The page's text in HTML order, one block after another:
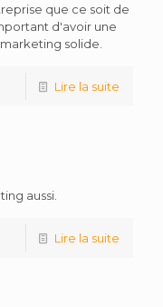
que ce soit de
d'avoir une
solide.
Lire la suite
aussi.
Lire la suite